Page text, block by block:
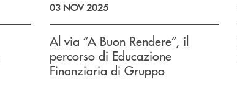
03 NOV 2025
Al via “A Buon Rendere”, il
percorso di Educazione
Finanziaria di Gruppo